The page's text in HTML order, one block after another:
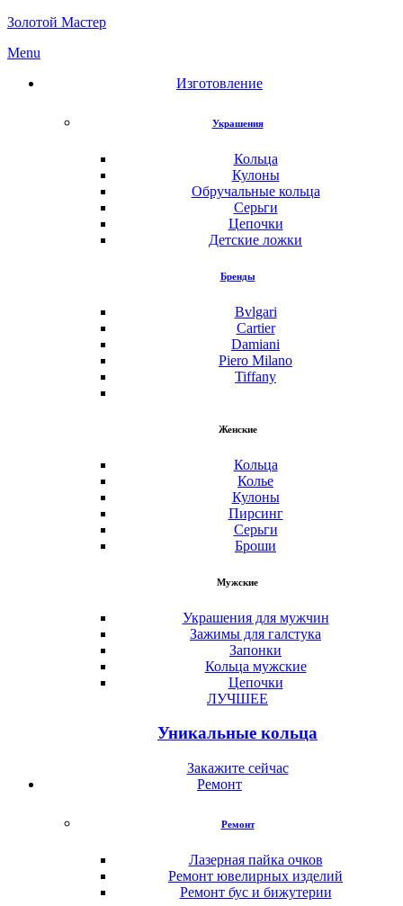
Золотой Мастер
Menu
Изготовление
Украшения
Кольца
Кулоны
Обручальные кольца
Серьги
Цепочки
Детские ложки
Бренды
Bvlgari
Cartier
Damiani
Piero Milano
Tiffany
Женские
Кольца
Колье
Кулоны
Пирсинг
Серьги
Броши
Мужские
Украшения для мужчин
Зажимы для галстука
Запонки
Кольца мужские
Цепочки
ЛУЧШЕЕ
Уникальные кольца
Закажите сейчас
Ремонт
Ремонт
Лазерная пайка очков
Ремонт ювелирных изделий
Ремонт бус и бижутерии